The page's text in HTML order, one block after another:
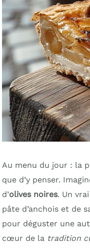
Au menu du jour : la
que d’y penser.
d’olives noires. Un
pâte d’anchois et de
pour déguster une
cœur de la tradition